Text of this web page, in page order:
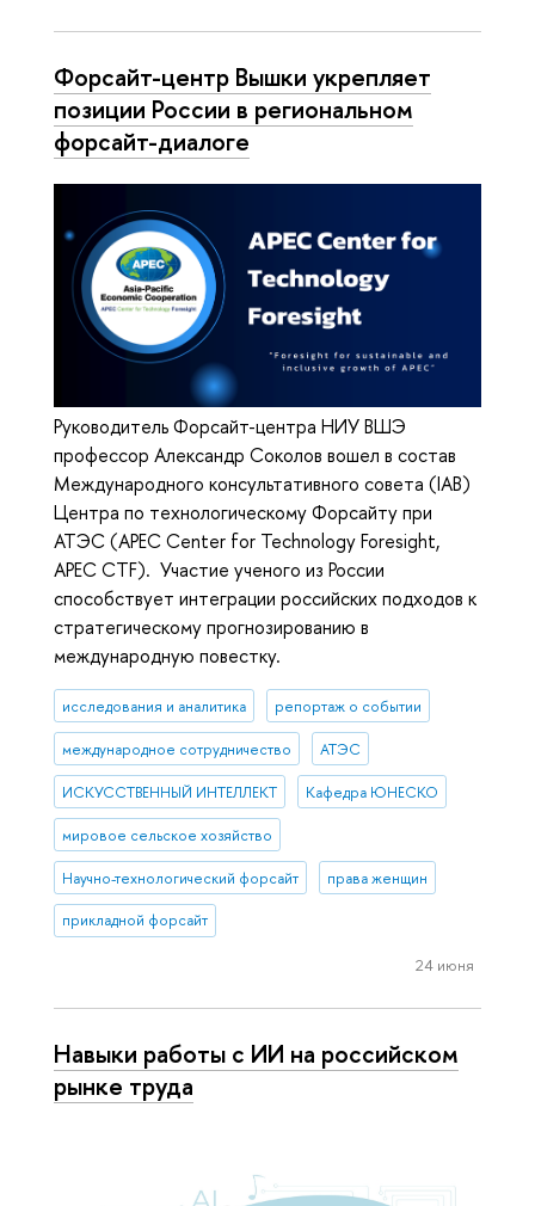
Форсайт-центр Вышки укрепляет
позиции России в региональном
форсайт-диалоге
Руководитель Форсайт-центра НИУ ВШЭ
профессор Александр Соколов вошел в состав
Международного консультативного совета (IAB)
Центра по технологическому Форсайту при
АТЭС (APEC Center for Technology Foresight,
APEC CTF). Участие ученого из России
способствует интеграции российских подходов к
стратегическому прогнозированию в
международную повестку.
исследования и аналитика репортаж о событии
международное сотрудничество АТЭС
ИСКУССТВЕННЫЙ ИНТЕЛЛЕКТ Кафедра ЮНЕСКО
мировое сельское хозяйство
Научно-технологический форсайт права женщин
прикладной форсайт
24 июня
Навыки работы с ИИ на российском
рынке труда